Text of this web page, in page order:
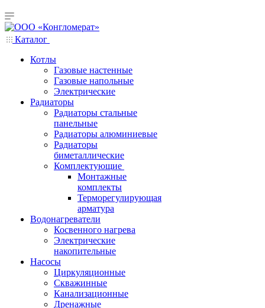
Каталог
Котлы
Газовые настенные
Газовые напольные
Электрические
Радиаторы
Радиаторы стальные
панельные
Радиаторы алюминиевые
Радиаторы
биметаллические
Комплектующие
Монтажные
комплекты
Терморегулирующая
арматура
Водонагреватели
Косвенного нагрева
Электрические
накопительные
Насосы
Циркуляционные
Скважинные
Канализационные
Дренажные